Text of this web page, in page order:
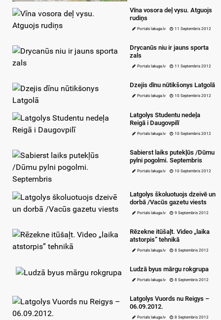
Vīna vosora deļ vysu. Atguojs
rudiņs
Portals lakuga.lv 11 Septembris 2012
Drycanūs niu ir jauns sporta
zals
Portals lakuga.lv 11 Septembris 2012
Dzejis dīnu nūtikšonys Latgolā
Portals lakuga.lv 10 Septembris 2012
Latgolys Studentu nedeļa
Reigā i Daugovpilī
Portals lakuga.lv 10 Septembris 2012
Sabierst laiks putekļūs /Dūmu
pylni pogolmi. Septembris
Portals lakuga.lv 10 Septembris 2012
Latgolys školuotuojs dzeivē un
dorbā /Vacūs gazetu viests
Portals lakuga.lv 9 Septembris 2012
Rēzekne itūšaļt. Video „laika
atstorpis” tehnikā
Portals lakuga.lv 8 Septembris 2012
Ludzā byus mārgu rokgrupa
Portals lakuga.lv 8 Septembris 2012
Latgolys Vuords nu Reigys –
06.09.2012.
Portals lakuga.lv 8 Septembris 2012